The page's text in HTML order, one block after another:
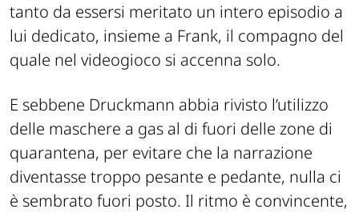
tanto da essersi meritato un intero episodio a
lui dedicato, insieme a Frank, il compagno del
quale nel videogioco si accenna solo.
E sebbene Druckmann abbia rivisto l’utilizzo
delle maschere a gas al di fuori delle zone di
quarantena, per evitare che la narrazione
diventasse troppo pesante e pedante, nulla ci
è sembrato fuori posto. Il ritmo è convincente,